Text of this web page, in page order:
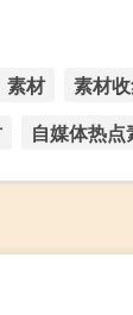
素材 素材
自媒体热点